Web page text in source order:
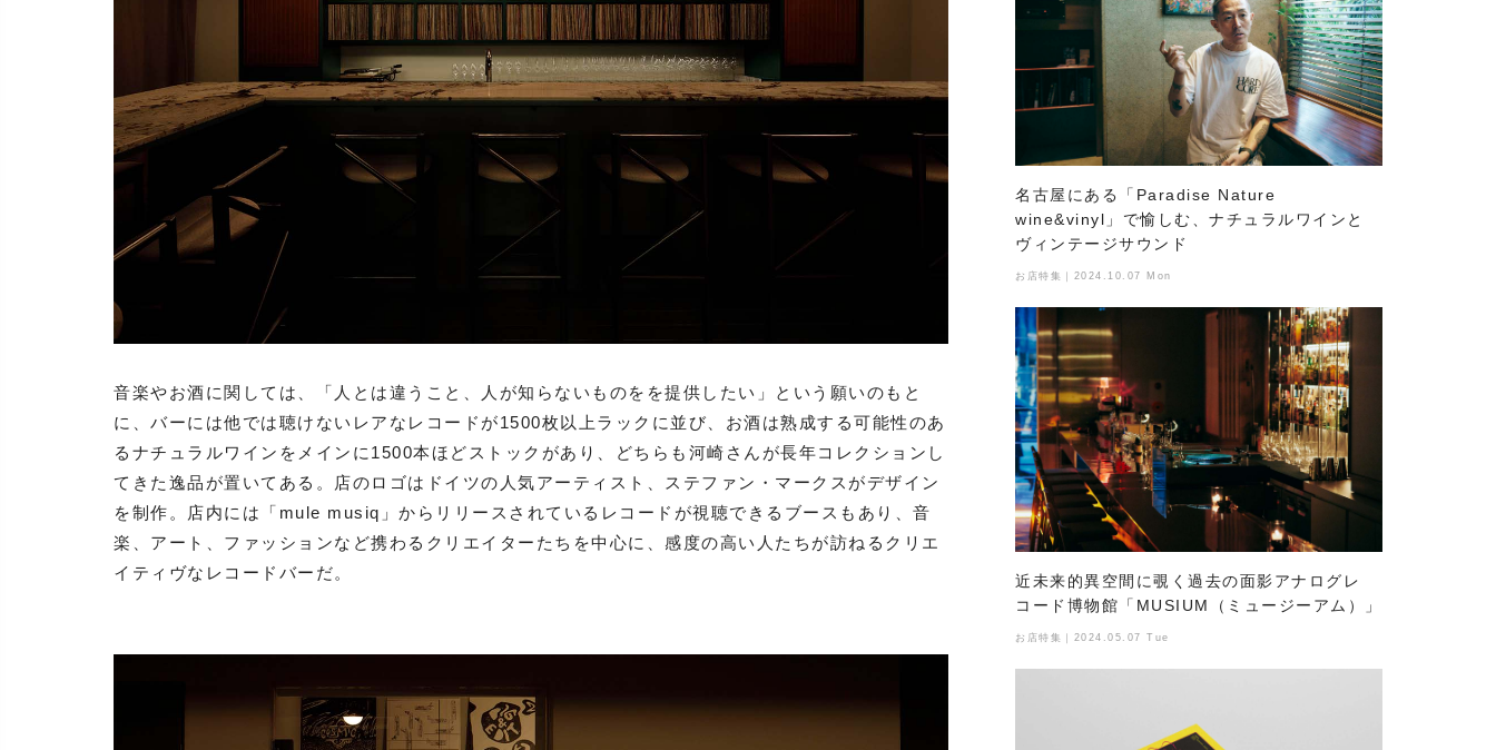
音楽やお酒に関しては、「人とは違うこと、人が知らないものをを提供したい」という願いのもと
に、バーには他では聴けないレアなレコードが1500枚以上ラックに並び、お酒は熟成する可能性のあ
るナチュラルワインをメインに1500本ほどストックがあり、どちらも河崎さんが長年コレクションし
てきた逸品が置いてある。店のロゴはドイツの人気アーティスト、ステファン・マークスがデザイン
を制作。店内には「mule musiq」からリリースされているレコードが視聴できるブースもあり、音
楽、アート、ファッションなど携わるクリエイターたちを中心に、感度の高い人たちが訪ねるクリエ
イティヴなレコードバーだ。
名古屋にある「Paradise Nature
wine&vinyl」で愉しむ、ナチュラルワインと
ヴィンテージサウンド
お店特集｜2024.10.07 Mon
近未来的異空間に覗く過去の面影アナログレ
コード博物館「MUSIUM（ミュージーアム）」
お店特集｜2024.05.07 Tue